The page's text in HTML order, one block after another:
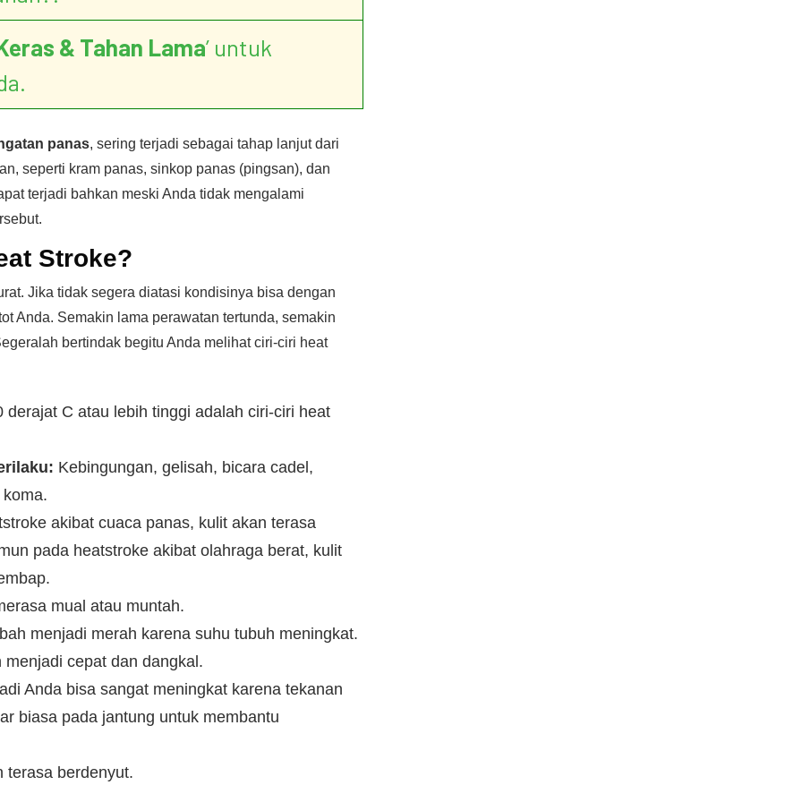
& Tahan Lama’ untuk
panas, sering terjadi sebagai tahap lanjut dari
seperti kram panas, sinkop panas (pingsan), dan
terjadi bahkan meski Anda tidak mengalami
Stroke?
Jika tidak segera diatasi kondisinya bisa dengan
Anda. Semakin lama perawatan tertunda, semakin
bertindak begitu Anda melihat ciri-ciri heat
C atau lebih tinggi adalah ciri-ciri heat
Kebingungan, gelisah, bicara cadel,
akibat cuaca panas, kulit akan terasa
pada heatstroke akibat olahraga berat, kulit
mual atau muntah.
menjadi merah karena suhu tubuh meningkat.
cepat dan dangkal.
Anda bisa sangat meningkat karena tekanan
biasa pada jantung untuk membantu
terasa berdenyut.